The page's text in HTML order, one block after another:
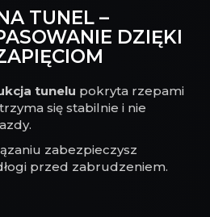
TUNEL –
DZIĘKI
tunelu pokryta rzepami
się stabilnie i nie
zabezpieczysz
przed zabrudzeniem.